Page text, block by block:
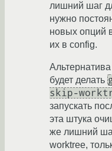
лишний шаг
нужно
новых опций
их в config.
будет делать
skip-
запускать
эта штука
же лишний
worktree,